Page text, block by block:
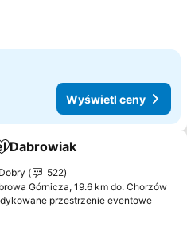
Wyświetl ceny
Dodaj do ulubionych
Dabrowiak
Dobry
522
Górnicza, 19.6 km do: Chorzów
przestrzenie eventowe